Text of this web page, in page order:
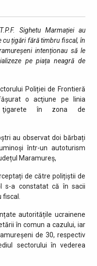
Sighetu Marmației au
țigări fără timbru fiscal, în
intenționau să le
pe piața neagră de
Poliției de Frontieră
o acţiune pe linia
ţigarete în zona de
au observat doi bărbați
într-un autoturism
Maramureș,
de către polițiștii de
s-a constatat că în sacii
autoritățile ucrainene
în comun a cazului, iar
de 30, respectiv
sectorului în vederea